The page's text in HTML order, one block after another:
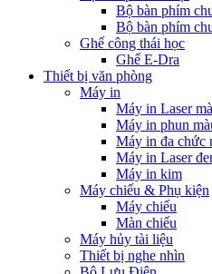
Bộ bàn phím
Bộ bàn phím
Ghế công thái học
Ghế E-Dra
Thiết bị văn phòng
Máy in
Máy in Laser
Máy in phun
Máy in đa chức
Máy in Laser
Máy in kim
Máy chiếu & Phụ kiện
Máy chiếu
Màn chiếu
Máy hủy tài liệu
Thiết bị nghe nhìn